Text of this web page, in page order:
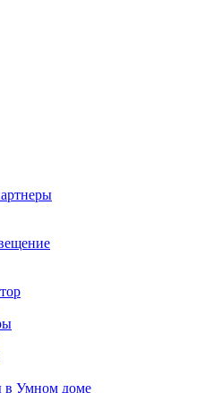
в Умном доме